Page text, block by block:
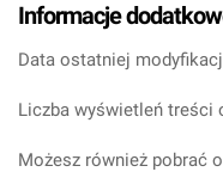
Informacje
Data ostatniej
Liczba wyświetleń treści
Możesz również pobrać